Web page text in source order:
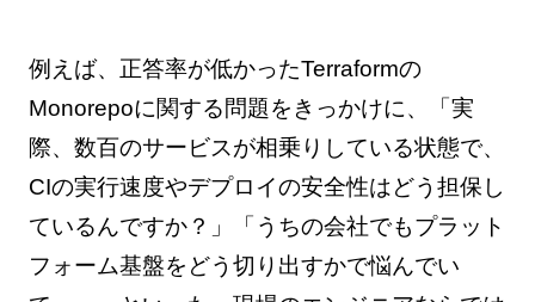
例えば、正答率が低かったTerraformの
Monorepoに関する問題をきっかけに、「実
際、数百のサービスが相乗りしている状態で、
CIの実行速度やデプロイの安全性はどう担保し
ているんですか？」「うちの会社でもプラット
フォーム基盤をどう切り出すかで悩んでい